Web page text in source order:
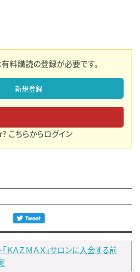
料購読の登録が必要です。
新規登録
こちらからログイン
ＡＺＭＡＸ｣サロンに入会する前